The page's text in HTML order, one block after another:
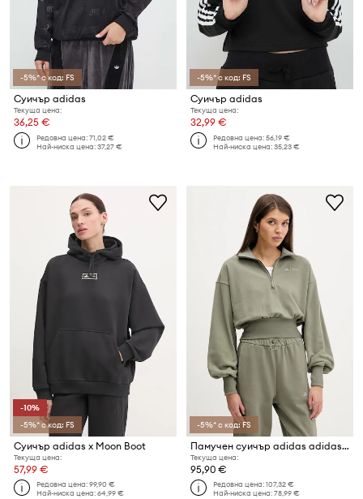
-5%* с код: FS
Суичър adidas
Текуща цена:
36,25 €
Редовна цена:71,02 €
Най-ниска цена:37,27 €
-5%* с код: FS
Суичър adidas
Текуща цена:
32,99 €
Редовна цена:56,19 €
Най-ниска цена:35,23 €
-10%
-5%* с код: FS
Суичър adidas x Moon Boot
Текуща цена:
57,99 €
Редовна цена:99,90 €
Най-ниска цена:64,99 €
-5%* с код: FS
Памучен суичър adidas adidas x Moon Boot
Текуща цена:
95,90 €
Редовна цена:107,32 €
Най-ниска цена:78,99 €